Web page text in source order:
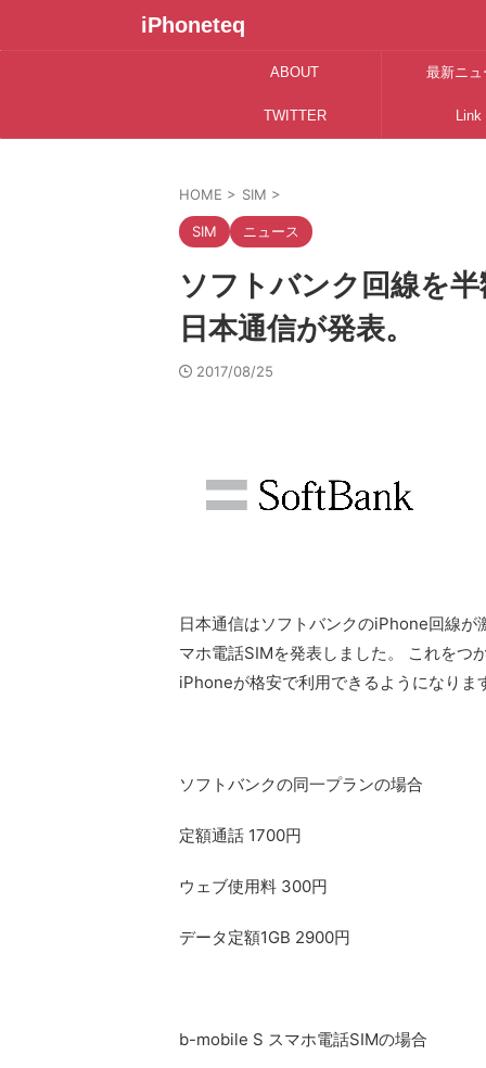
iPhoneteq
ABOUT 最新ニュ
TWITTER Link
HOME > SIM >
SIM ニュース
ソフトバンク回線を
日本通信が発表。
2017/08/25
日本通信はソフトバンクのiPhone回線
マホ電話SIMを発表しました。 これをつ
iPhoneが格安で利用できるようになりま
ソフトバンクの同一プランの場合
定額通話 1700円
ウェブ使用料 300円
データ定額1GB 2900円
b-mobile S スマホ電話SIMの場合